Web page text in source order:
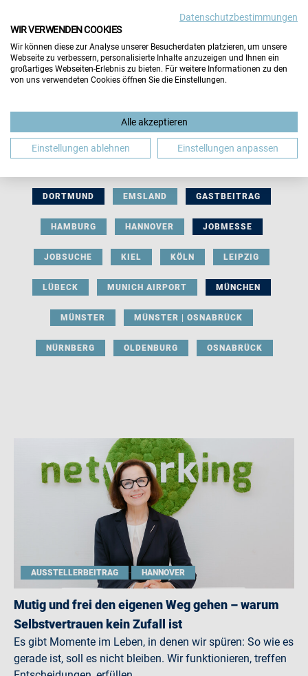
BERUFLICHE ORIENTIERUNG BEWERBUNG
DORTMUND EMSLAND GASTBEITRAG
HAMBURG HANNOVER JOBMESSE
JOBSUCHE KIEL KÖLN LEIPZIG
LÜBECK MUNICH AIRPORT MÜNCHEN
MÜNSTER MÜNSTER | OSNABRÜCK
NÜRNBERG OLDENBURG OSNABRÜCK
AUSSTELLERBEITRAG HANNOVER
Mutig und frei den eigenen Weg gehen – warum
Selbstvertrauen kein Zufall ist
Es gibt Momente im Leben, in denen wir spüren: So wie es
gerade ist, soll es nicht bleiben. Wir funktionieren, treffen
Datenschutzbestimmungen
WIR VERWENDEN COOKIES
Wir können diese zur Analyse unserer Besucherdaten platzieren, um unsere
Webseite zu verbessern, personalisierte Inhalte anzuzeigen und Ihnen ein
großartiges Webseiten-Erlebnis zu bieten. Für weitere Informationen zu den
von uns verwendeten Cookies öffnen Sie die Einstellungen.
Alle akzeptieren
Einstellungen ablehnen Einstellungen anpassen